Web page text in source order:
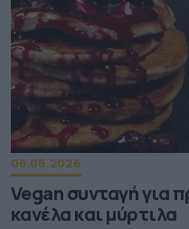
06.08.2026
Vegan συνταγή για
κανέλα και μύρτιλα